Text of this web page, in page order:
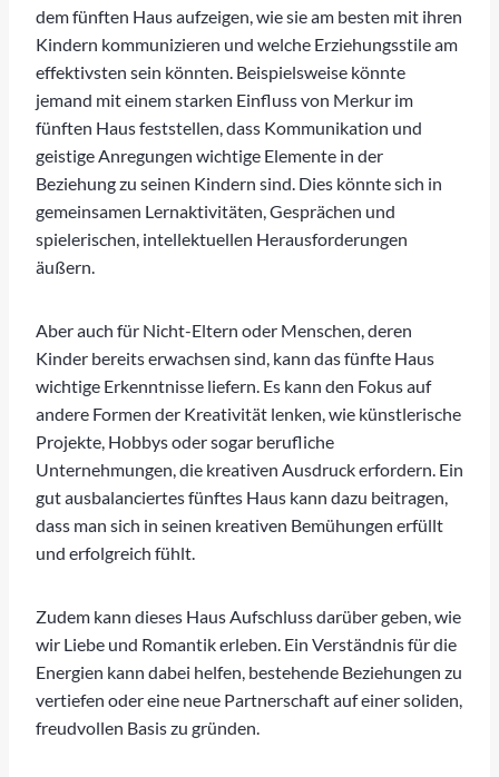
dem fünften Haus aufzeigen, wie sie am besten mit ihren
Kindern kommunizieren und welche Erziehungsstile am
effektivsten sein könnten. Beispielsweise könnte
jemand mit einem starken Einfluss von Merkur im
fünften Haus feststellen, dass Kommunikation und
geistige Anregungen wichtige Elemente in der
Beziehung zu seinen Kindern sind. Dies könnte sich in
gemeinsamen Lernaktivitäten, Gesprächen und
spielerischen, intellektuellen Herausforderungen
äußern.
Aber auch für Nicht-Eltern oder Menschen, deren
Kinder bereits erwachsen sind, kann das fünfte Haus
wichtige Erkenntnisse liefern. Es kann den Fokus auf
andere Formen der Kreativität lenken, wie künstlerische
Projekte, Hobbys oder sogar berufliche
Unternehmungen, die kreativen Ausdruck erfordern. Ein
gut ausbalanciertes fünftes Haus kann dazu beitragen,
dass man sich in seinen kreativen Bemühungen erfüllt
und erfolgreich fühlt.
Zudem kann dieses Haus Aufschluss darüber geben, wie
wir Liebe und Romantik erleben. Ein Verständnis für die
Energien kann dabei helfen, bestehende Beziehungen zu
vertiefen oder eine neue Partnerschaft auf einer soliden,
freudvollen Basis zu gründen.